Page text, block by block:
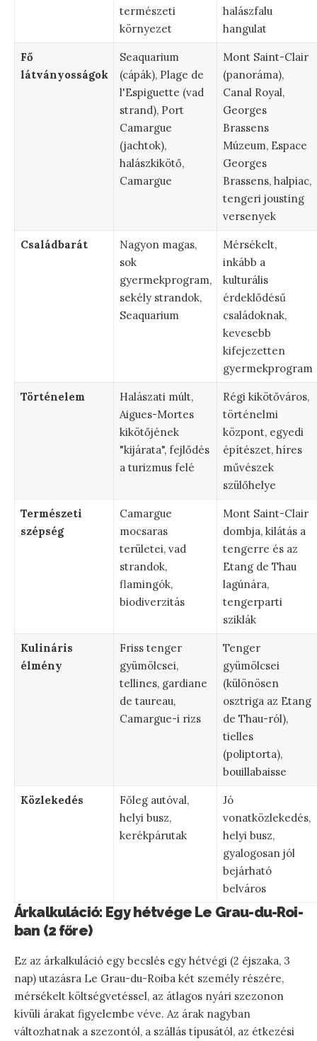
természeti
környezet
halászfalu
hangulat
Fő
látványosságok
Seaquarium
(cápák), Plage de
l'Espiguette (vad
strand), Port
Camargue
(jachtok),
halászkikötő,
Camargue
Mont Saint-Clair
(panoráma),
Canal Royal,
Georges
Brassens
Múzeum, Espace
Georges
Brassens, halpiac,
tengeri jousting
versenyek
Családbarát
Nagyon magas,
sok
gyermekprogram,
sekély strandok,
Seaquarium
Mérsékelt,
inkább a
kulturális
érdeklődésű
családoknak,
kevesebb
kifejezetten
gyermekprogram
Történelem
Halászati múlt,
Aigues-Mortes
kikötőjének
"kijárata", fejlődés
a turizmus felé
Régi kikötőváros,
történelmi
központ, egyedi
építészet, híres
művészek
szülőhelye
Természeti
szépség
Camargue
mocsaras
területei, vad
strandok,
flamingók,
biodiverzitás
Mont Saint-Clair
dombja, kilátás a
tengerre és az
Etang de Thau
lagúnára,
tengerparti
sziklák
Kulináris
élmény
Friss tenger
gyümölcsei,
tellines, gardiane
de taureau,
Camargue-i rizs
Tenger
gyümölcsei
(különösen
osztriga az Etang
de Thau-ról),
tielles
(poliptorta),
bouillabaisse
Közlekedés
Főleg autóval,
helyi busz,
kerékpárutak
Jó
vonatközlekedés,
helyi busz,
gyalogosan jól
bejárható
belváros
Árkalkuláció: Egy hétvége Le Grau-du-Roi-
ban (2 főre)
Ez az árkalkuláció egy becslés egy hétvégi (2 éjszaka, 3
nap) utazásra Le Grau-du-Roiba két személy részére,
mérsékelt költségvetéssel, az átlagos nyári szezonon
kívüli árakat figyelembe véve. Az árak nagyban
változhatnak a szezontól, a szállás típusától, az étkezési